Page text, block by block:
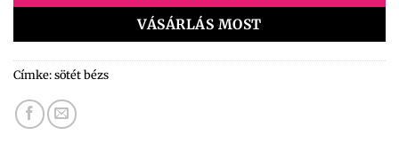
VÁSÁRLÁS MOST
Címke:sötét bézs